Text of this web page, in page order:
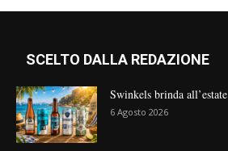
SCELTO DALLA REDAZIONE
Swinkels brinda all’estate
6 Agosto 2026